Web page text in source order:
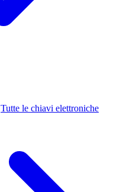
Tutte le chiavi elettroniche